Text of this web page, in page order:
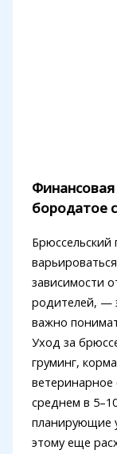
Финансовая
бородатое
зависимости
родителей, —
важно
Уход за
груминг,
ветеринарное
среднем в
планирующие
этому еще